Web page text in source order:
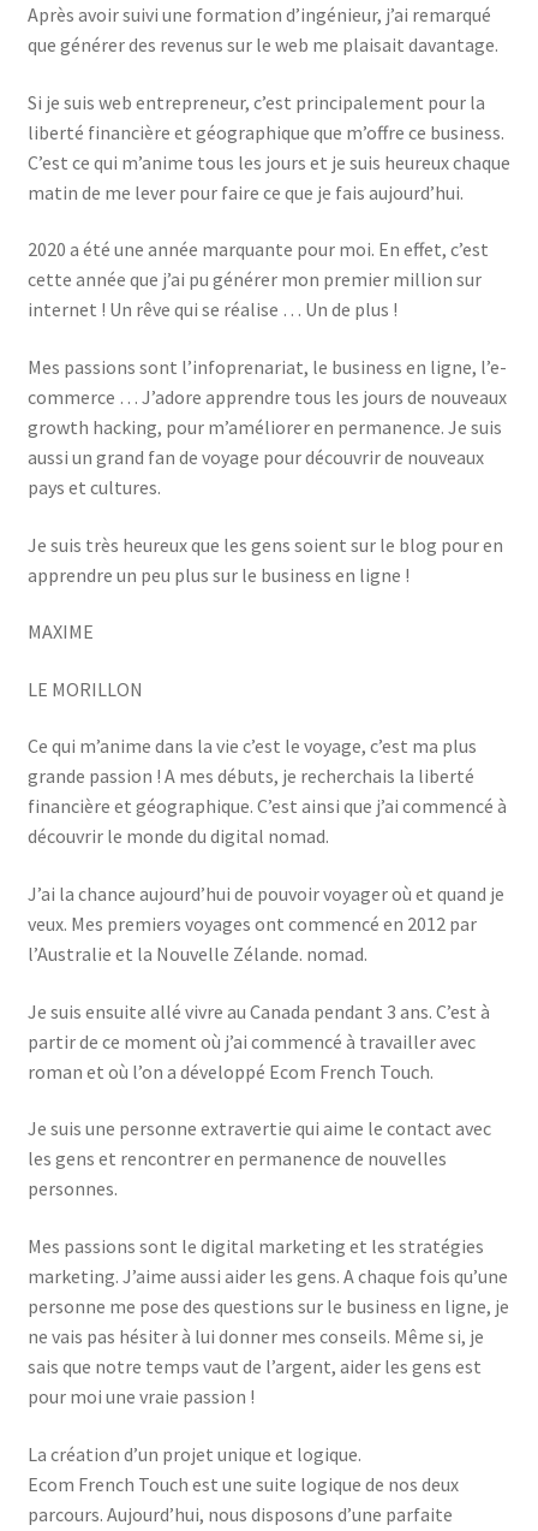
Après avoir suivi une formation d’ingénieur, j’ai remarqué
que générer des revenus sur le web me plaisait davantage.
Si je suis web entrepreneur, c’est principalement pour la
liberté financière et géographique que m’offre ce business.
C’est ce qui m’anime tous les jours et je suis heureux chaque
matin de me lever pour faire ce que je fais aujourd’hui.
2020 a été une année marquante pour moi. En effet, c’est
cette année que j’ai pu générer mon premier million sur
internet ! Un rêve qui se réalise … Un de plus !
Mes passions sont l’infoprenariat, le business en ligne, l’e-
commerce … J’adore apprendre tous les jours de nouveaux
growth hacking, pour m’améliorer en permanence. Je suis
aussi un grand fan de voyage pour découvrir de nouveaux
pays et cultures.
Je suis très heureux que les gens soient sur le blog pour en
apprendre un peu plus sur le business en ligne !
MAXIME
LE MORILLON
Ce qui m’anime dans la vie c’est le voyage, c’est ma plus
grande passion ! A mes débuts, je recherchais la liberté
financière et géographique. C’est ainsi que j’ai commencé à
découvrir le monde du digital nomad.
J’ai la chance aujourd’hui de pouvoir voyager où et quand je
veux. Mes premiers voyages ont commencé en 2012 par
l’Australie et la Nouvelle Zélande. nomad.
Je suis ensuite allé vivre au Canada pendant 3 ans. C’est à
partir de ce moment où j’ai commencé à travailler avec
roman et où l’on a développé Ecom French Touch.
Je suis une personne extravertie qui aime le contact avec
les gens et rencontrer en permanence de nouvelles
personnes.
Mes passions sont le digital marketing et les stratégies
marketing. J’aime aussi aider les gens. A chaque fois qu’une
personne me pose des questions sur le business en ligne, je
ne vais pas hésiter à lui donner mes conseils. Même si, je
sais que notre temps vaut de l’argent, aider les gens est
pour moi une vraie passion !
La création d’un projet unique et logique.
Ecom French Touch est une suite logique de nos deux
parcours. Aujourd’hui, nous disposons d’une parfaite